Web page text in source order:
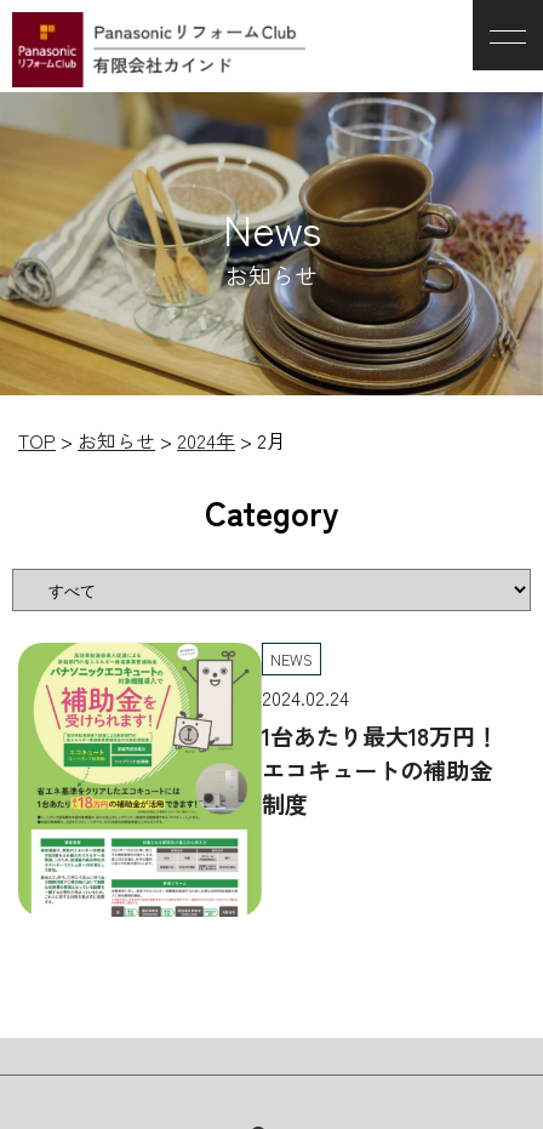
News
お知らせ
TOP > お知らせ > 2024年 > 2月
Category
2024.02.24
NEWS
1台あたり最大18万円！
エコキュートの補助金
制度